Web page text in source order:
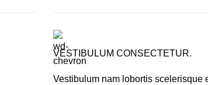
VESTIBULUM CONSECTETUR.
Vestibulum nam lobortis scelerisque